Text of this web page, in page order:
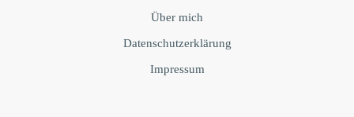
Über mich
Datenschutzerklärung
Impressum